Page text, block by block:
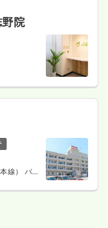
野院
線） バス